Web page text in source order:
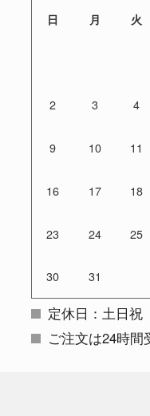
日 月 火
2 3 4
9 10 11
16 17 18
23 24 25
30 31
定休日：土日祝
ご注文は24時間